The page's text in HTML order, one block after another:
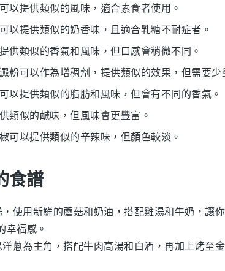
以提供類似的風味，適合素食者使用。
以提供類似的奶香味，且適合乳糖不耐症者。
供類似的香氣和風味，但口感會稍微不同。
粉可以作為增稠劑，提供類似的效果，但需要少
以提供類似的脂肪和風味，但會有不同的香氣。
類似的鹹味，但風味會更豐富。
可以提供類似的辛辣味，但顏色較淡。
食譜
，使用新鮮的蘑菇和奶油 ，搭配雞湯和牛奶 ，讓
幸福感。
洋蔥為主角，搭配牛肉高湯和 白酒 ，再加上烤至